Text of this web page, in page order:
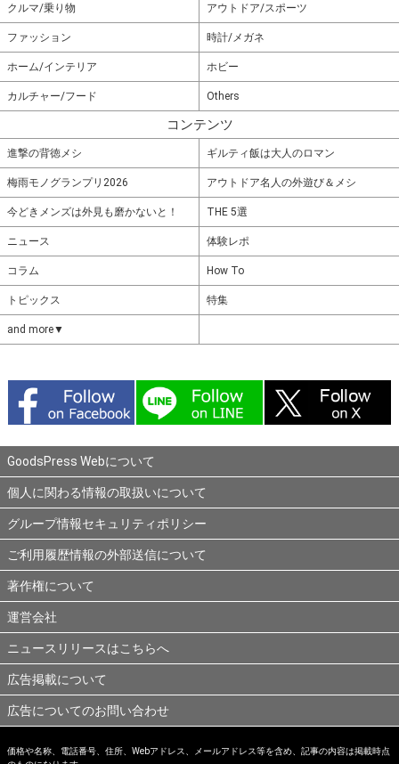
クルマ/乗り物 アウトドア/スポーツ
ファッション 時計/メガネ
ホーム/インテリア ホビー
カルチャー/フード Others
コンテンツ
進撃の背徳メシ ギルティ飯は大人のロマン
梅雨モノグランプリ2026 アウトドア名人の外遊び＆メシ
今どきメンズは外見も磨かないと！ THE 5選
ニュース 体験レポ
コラム How To
トピックス 特集
and more▼
GoodsPress Webについて
個人に関わる情報の取扱いについて
グループ情報セキュリティポリシー
ご利用履歴情報の外部送信について
著作権について
運営会社
ニュースリリースはこちらへ
広告掲載について
広告についてのお問い合わせ
価格や名称、電話番号、住所、Webアドレス、メールアドレス等を含め、記事の内容は掲載時点